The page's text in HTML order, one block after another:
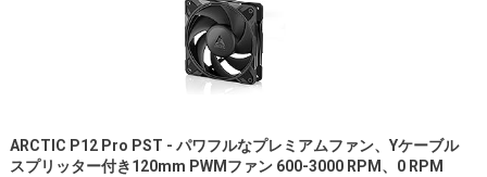
ARCTIC P12 Pro PST - パワフルなプレミアムファン、Yケーブル
スプリッター付き120mm PWMファン 600-3000 RPM、0 RPM